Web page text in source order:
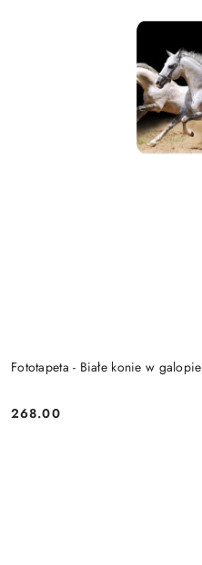
Fototapeta - Białe konie w galopie
Cena:
268.00